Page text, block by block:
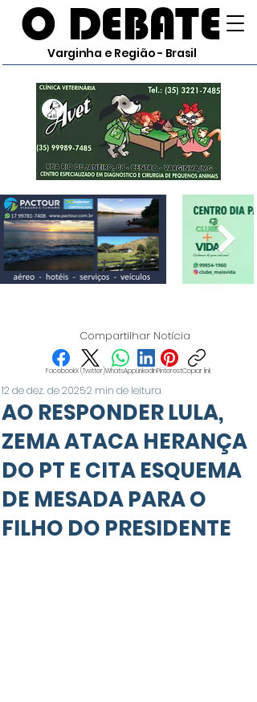
O DEBATE
Varginha e Região - Brasil
Compartilhar Notícia
FacebookX (Twitter)WhatsAppLinkedInPinterestCopiar link
AO RESPONDER LULA,
ZEMA ATACA HERANÇA
DO PT E CITA ESQUEMA
DE MESADA PARA O
FILHO DO PRESIDENTE
12 de dez. de 20252 min de leitura